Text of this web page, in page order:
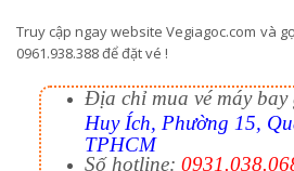
Truy cập ngay website Vegiagoc.com và
0961.938.388 để đặt vé !
Địa chỉ mua vé máy bay
Huy Ích, Phường 15,
TPHCM
Số hotline: